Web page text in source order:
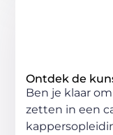
Ontdek de
Ben je klaar
zetten in een